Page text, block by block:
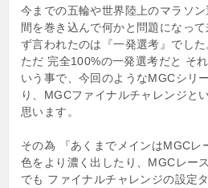
今までの五輪や世界陸上のマラソ
間を巻き込んで何かと問題になっ
ず言われたのは『一発選考』でした
ただ 完全100%の一発選考だと そ
いう事で、今回のようなMGCシリ
り、MGCファイナルチャレンジと
思います。
その為 『あくまでメインはMGCレ
色をより濃く出したり、MGCレー
でも ファイナルチャレンジの設定